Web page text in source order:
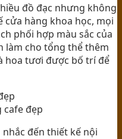
đồ đạc nhưng không
hàng khoa học, mọi
phối hợp màu sắc của
làm cho tổng thể thêm
hoa tươi được bố trí để
cafe đẹp
đến thiết kế nội